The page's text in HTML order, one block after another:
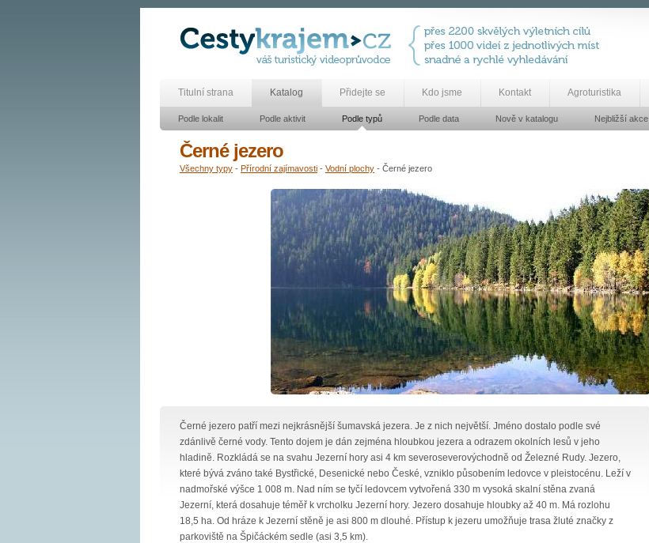
Titulní strana Katalog Přidejte se Kdo jsme Kontakt Agroturistika
Podle lokalit Podle aktivit Podle typů Podle data Nově v katalogu Nejbližší akce
Černé jezero
Všechny typy - Přírodní zajímavosti - Vodní plochy - Černé jezero
Černé jezero patří mezi nejkrásnější šumavská jezera. Je z nich největší. Jméno dostalo podle své
zdánlivě černé vody. Tento dojem je dán zejména hloubkou jezera a odrazem okolních lesů v jeho
hladině. Rozkládá se na svahu Jezerní hory asi 4 km severoseverovýchodně od Železné Rudy. Jezero,
které bývá zváno také Bystřické, Desenické nebo České, vzniklo působením ledovce v pleistocénu. Leží v
nadmořské výšce 1 008 m. Nad ním se tyčí ledovcem vytvořená 330 m vysoká skalní stěna zvaná
Jezerní, která dosahuje téměř k vrcholku Jezerní hory. Jezero dosahuje hloubky až 40 m. Má rozlohu
18,5 ha. Od hráze k Jezerní stěně je asi 800 m dlouhé. Přístup k jezeru umožňuje trasa žluté značky z
parkoviště na Špičáckém sedle (asi 3,5 km).